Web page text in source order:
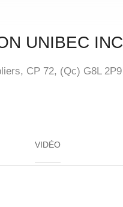
UNIBEC INC
CP 72, (Qc) G8L 2P9
VIDÉO